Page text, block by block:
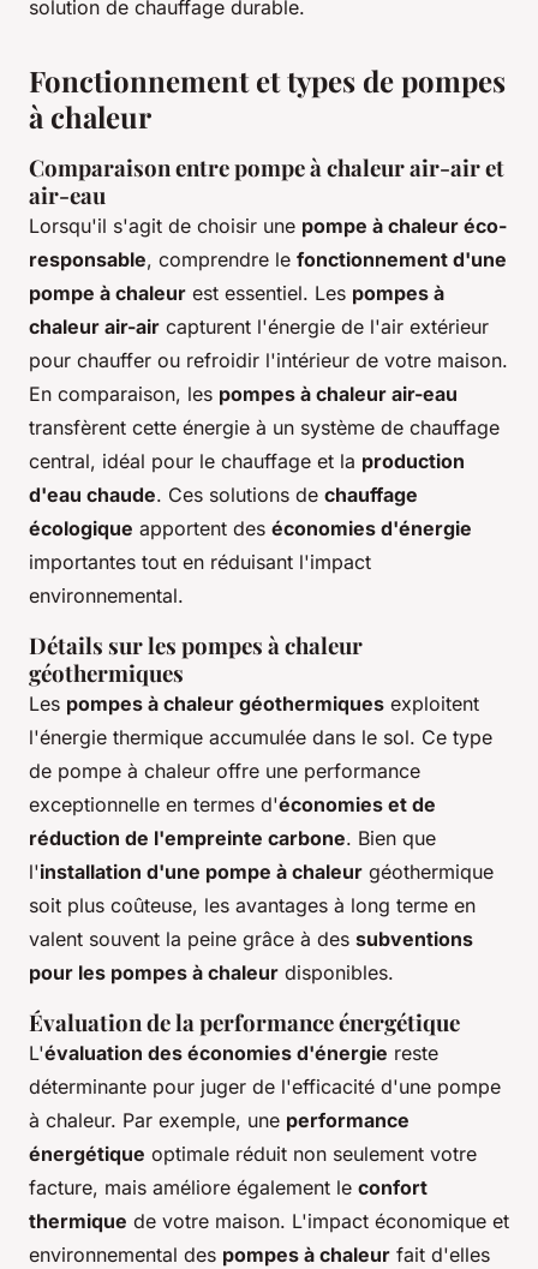
solution de chauffage durable.
Fonctionnement et types de pompes
à chaleur
Comparaison entre pompe à chaleur air-air et
air-eau
Lorsqu'il s'agit de choisir une pompe à chaleur éco-
responsable, comprendre le fonctionnement d'une
pompe à chaleur est essentiel. Les pompes à
chaleur air-air capturent l'énergie de l'air extérieur
pour chauffer ou refroidir l'intérieur de votre maison.
En comparaison, les pompes à chaleur air-eau
transfèrent cette énergie à un système de chauffage
central, idéal pour le chauffage et la production
d'eau chaude. Ces solutions de chauffage
écologique apportent des économies d'énergie
importantes tout en réduisant l'impact
environnemental.
Détails sur les pompes à chaleur
géothermiques
Les pompes à chaleur géothermiques exploitent
l'énergie thermique accumulée dans le sol. Ce type
de pompe à chaleur offre une performance
exceptionnelle en termes d'économies et de
réduction de l'empreinte carbone. Bien que
l'installation d'une pompe à chaleur géothermique
soit plus coûteuse, les avantages à long terme en
valent souvent la peine grâce à des subventions
pour les pompes à chaleur disponibles.
Évaluation de la performance énergétique
L'évaluation des économies d'énergie reste
déterminante pour juger de l'efficacité d'une pompe
à chaleur. Par exemple, une performance
énergétique optimale réduit non seulement votre
facture, mais améliore également le confort
thermique de votre maison. L'impact économique et
environnemental des pompes à chaleur fait d'elles